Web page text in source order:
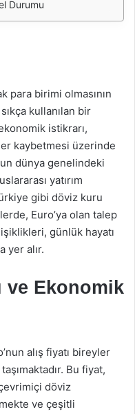
Durumu
para birimi olmasının
kullanılan bir
istikrarı,
kaybetmesi üzerinde
dünya genelindeki
yatırım
gibi döviz kuru
Euro’ya olan talep
günlük hayatı
yer alır.
ve Ekonomik
alış fiyatı bireyler
Bu fiyat,
döviz
ve çeşitli